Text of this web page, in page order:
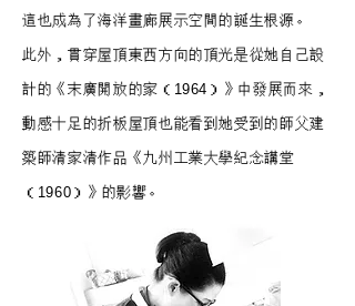
這也成為了海洋畫廊展示空間的誕生根源。
此外，貫穿屋頂東西方向的頂光是從她自己設
計的《末廣開放的家（1964）》中發展而來，
動感十足的折板屋頂也能看到她受到的師父建
築師清家清作品《九州工業大學紀念講堂
（1960）》的影響。